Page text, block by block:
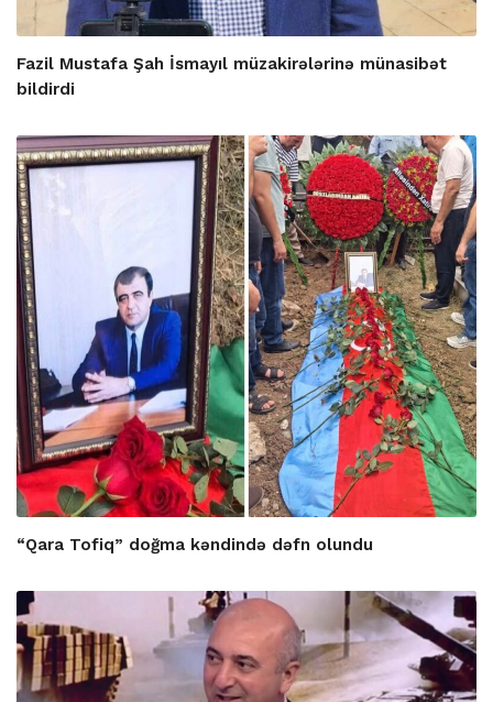
Fazil Mustafa Şah İsmayıl müzakirələrinə münasibət
bildirdi
“Qara Tofiq” doğma kəndində dəfn olundu